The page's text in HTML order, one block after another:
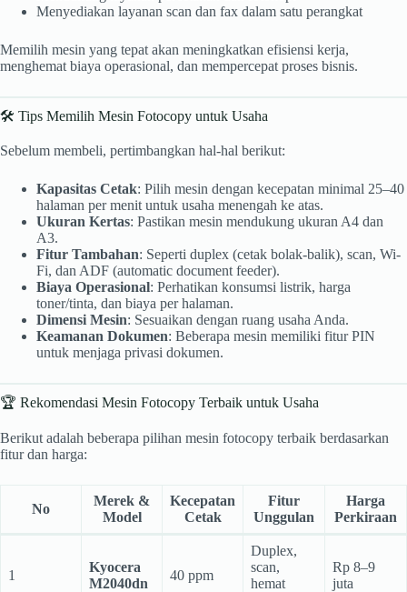
Menyediakan layanan scan dan fax dalam satu perangkat
Memilih mesin yang tepat akan meningkatkan efisiensi kerja,
menghemat biaya operasional, dan mempercepat proses bisnis.
🛠️ Tips Memilih Mesin Fotocopy untuk Usaha
Sebelum membeli, pertimbangkan hal-hal berikut:
Kapasitas Cetak: Pilih mesin dengan kecepatan minimal 25–40
halaman per menit untuk usaha menengah ke atas.
Ukuran Kertas: Pastikan mesin mendukung ukuran A4 dan
A3.
Fitur Tambahan: Seperti duplex (cetak bolak-balik), scan, Wi-
Fi, dan ADF (automatic document feeder).
Biaya Operasional: Perhatikan konsumsi listrik, harga
toner/tinta, dan biaya per halaman.
Dimensi Mesin: Sesuaikan dengan ruang usaha Anda.
Keamanan Dokumen: Beberapa mesin memiliki fitur PIN
untuk menjaga privasi dokumen.
🏆 Rekomendasi Mesin Fotocopy Terbaik untuk Usaha
Berikut adalah beberapa pilihan mesin fotocopy terbaik berdasarkan
fitur dan harga:
No
Merek &
Model
Kecepatan
Cetak
Fitur
Unggulan
Harga
Perkiraan
1
Kyocera
M2040dn
40 ppm
Duplex,
scan,
hemat
Rp 8–9
juta